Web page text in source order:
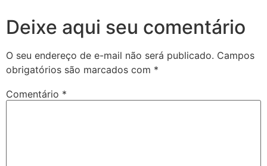
Deixe aqui seu comentário
O seu endereço de e-mail não será publicado. Campos
obrigatórios são marcados com *
Comentário *